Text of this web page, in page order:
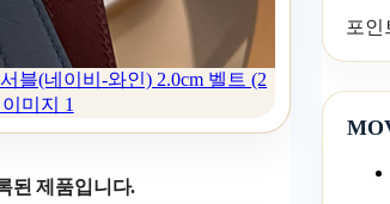
블(네이비-와인) 2.0cm 벨트 (2
미지 1
된 제품입니다.
포인